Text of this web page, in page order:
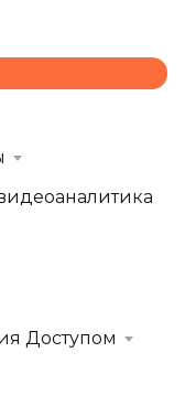
Доступом